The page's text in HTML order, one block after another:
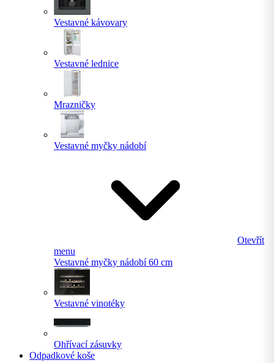
Vestavné kávovary
Vestavné lednice
Mrazničky
Vestavné myčky nádobí
Otevřít
menu
Vestavné myčky nádobí 60 cm
Vestavné vinotéky
Ohřívací zásuvky
Odpadkové koše